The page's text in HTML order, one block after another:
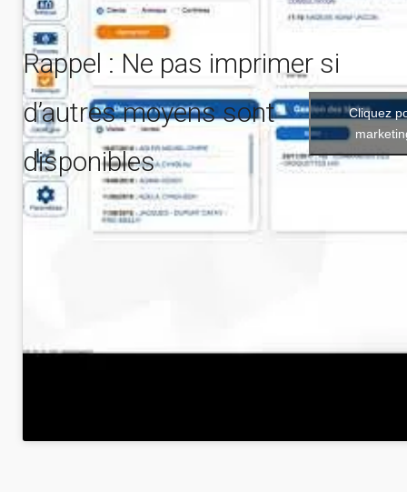
Rappel : Ne pas imprimer si
d’autres moyens sont
disponibles
Cliquez